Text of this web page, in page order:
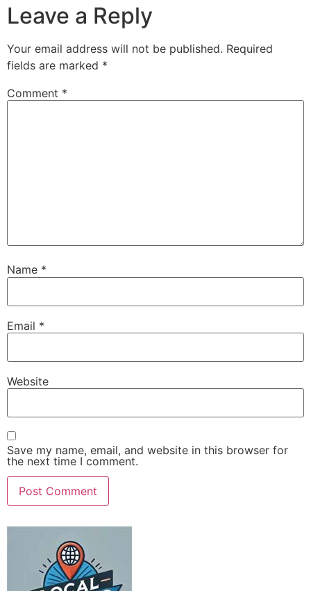
Leave a Reply
Your email address will not be published. Required
fields are marked *
Comment *
Name *
Email *
Website
Save my name, email, and website in this browser for
the next time I comment.